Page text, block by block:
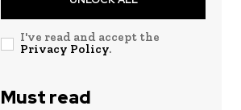
I've read and accept the
Privacy Policy.
Must read